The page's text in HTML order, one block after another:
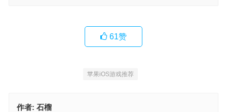
61赞
苹果iOS游戏推荐
作者: 石榴